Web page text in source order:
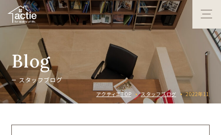
Blog
スタッフブログ
アクティエTOP スタッフブログ 2022年11